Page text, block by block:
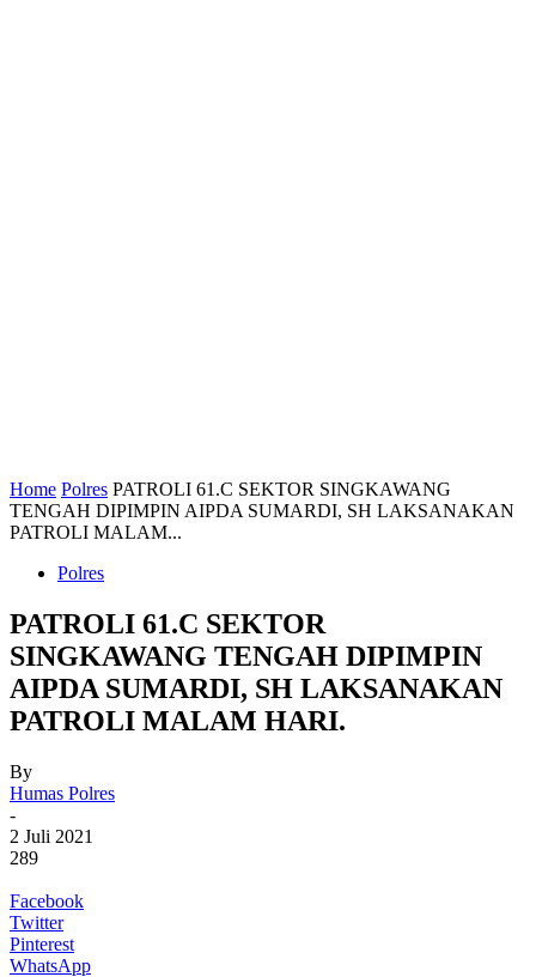
Home Polres PATROLI 61.C SEKTOR SINGKAWANG
TENGAH DIPIMPIN AIPDA SUMARDI, SH LAKSANAKAN
PATROLI MALAM...
Polres
PATROLI 61.C SEKTOR
SINGKAWANG TENGAH DIPIMPIN
AIPDA SUMARDI, SH LAKSANAKAN
PATROLI MALAM HARI.
By
Humas Polres
-
2 Juli 2021
289
Facebook
Twitter
Pinterest
WhatsApp